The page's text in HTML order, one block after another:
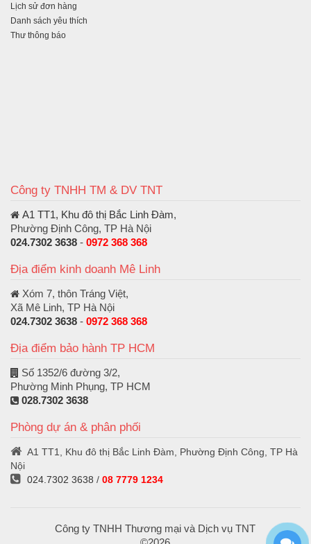
Lịch sử đơn hàng
Danh sách yêu thích
Thư thông báo
Công ty TNHH TM & DV TNT
A1 TT1, Khu đô thị Bắc Linh Đàm,
Phường Định Công, TP Hà Nội
024.7302 3638 - 0972 368 368
Địa điểm kinh doanh Mê Linh
Xóm 7, thôn Tráng Việt,
Xã Mê Linh, TP Hà Nội
024.7302 3638 - 0972 368 368
Địa điểm bảo hành TP HCM
Số 1352/6 đường 3/2,
Phường Minh Phụng, TP HCM
028.7302 3638
Phòng dự án & phân phối
A1 TT1, Khu đô thị Bắc Linh Đàm, Phường Định Công, TP Hà
Nội
024.7302 3638 / 08 7779 1234
Công ty TNHH Thương mại và Dịch vụ TNT